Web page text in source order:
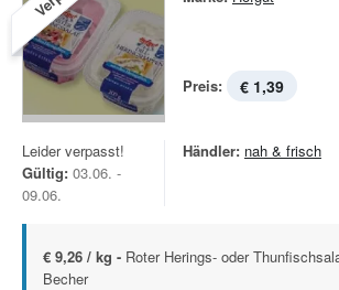
Preis: € 1,39
Leider verpasst!
Gültig: 03.06. -
09.06.
Händler: nah & frisch
€ 9,26 / kg - Roter Herings- oder
Becher